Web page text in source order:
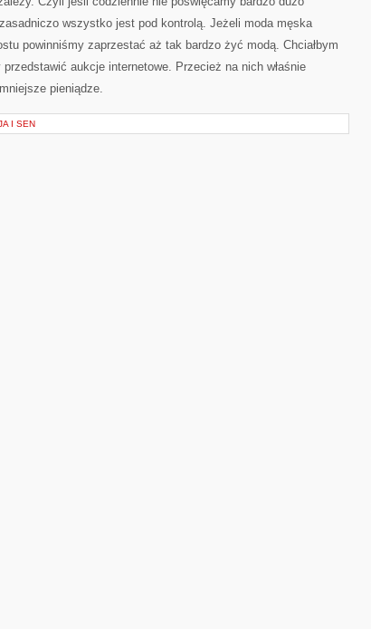
wszystko jest pod kontrolą. Jeżeli moda męska
powinniśmy zaprzestać aż tak bardzo żyć modą. Chciałbym
aukcje internetowe. Przecież na nich właśnie
pieniądze.
I SEN